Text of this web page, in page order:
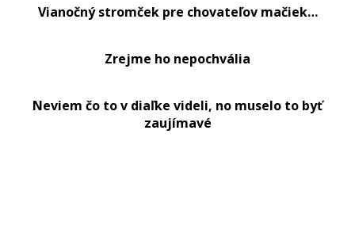
Vianočný stromček pre chovateľov mačiek…
Zrejme ho nepochvália
Neviem čo to v diaľke videli, no muselo to byť
zaujímavé